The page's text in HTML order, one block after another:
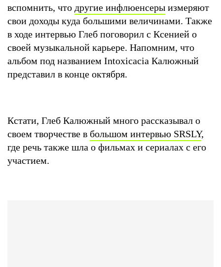
вспомнить, что другие инфлюенсеры измеряют
свои доходы куда большими величинами. Также
в ходе интервью Глеб поговорил с Ксенией о
своей музыкальной карьере. Напомним, что
альбом под названием Intoxicacia Калюжный
представил в конце октября.
Кстати, Глеб Калюжный много рассказывал о
своем творчестве в большом интервью SRSLY,
где речь также шла о фильмах и сериалах с его
участием.